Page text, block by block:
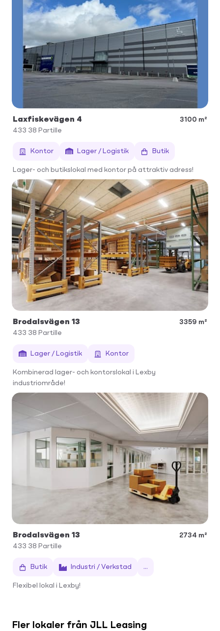
Laxfiskevägen 4
3100 m²
433 38 Partille
Kontor Lager / Logistik Butik
Lager- och butikslokal med kontor på attraktiv adress!
Brodalsvägen 13
3359 m²
433 38 Partille
Lager / Logistik Kontor
Kombinerad lager- och kontorslokal i Lexby
industriområde!
Brodalsvägen 13
2734 m²
433 38 Partille
Butik Industri / Verkstad ...
Flexibel lokal i Lexby!
Fler lokaler från JLL Leasing